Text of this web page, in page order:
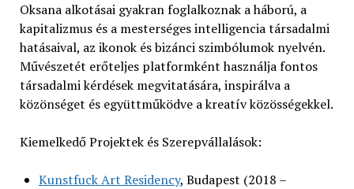
Oksana alkotásai gyakran foglalkoznak a háború, a
kapitalizmus és a mesterséges intelligencia társadalmi
hatásaival, az ikonok és bizánci szimbólumok nyelvén.
Művészetét erőteljes platformként használja fontos
társadalmi kérdések megvitatására, inspirálva a
közönséget és együttműködve a kreatív közösségekkel.
Kiemelkedő Projektek és Szerepvállalások:
Kunstfuck Art Residency, Budapest (2018 –